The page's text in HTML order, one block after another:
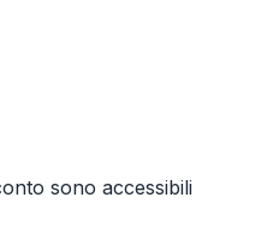
sono accessibili